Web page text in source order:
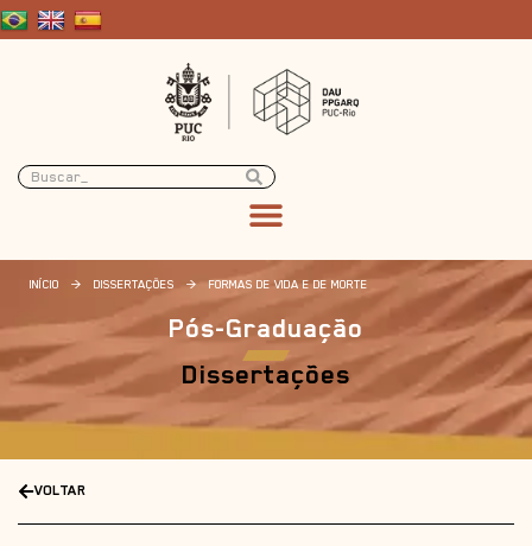
INÍCIO > DISSERTAÇÕES > FORMAS DE VIDA E DE MORTE
Pós-Graduação
Dissertações
VOLTAR